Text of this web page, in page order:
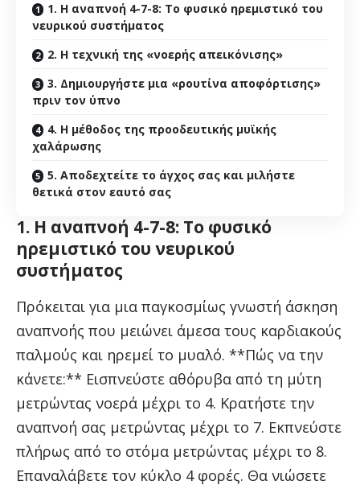
1. Η αναπνοή 4-7-8: Το φυσικό ηρεμιστικό του
νευρικού συστήματος
2. Η τεχνική της «νοερής απεικόνισης»
3. Δημιουργήστε μια «ρουτίνα αποφόρτισης»
πριν τον ύπνο
4. Η μέθοδος της προοδευτικής μυϊκής
χαλάρωσης
5. Αποδεχτείτε το άγχος σας και μιλήστε
θετικά στον εαυτό σας
1. Η αναπνοή 4-7-8: Το φυσικό
ηρεμιστικό του νευρικού
συστήματος
Πρόκειται για μια παγκοσμίως γνωστή άσκηση
αναπνοής που μειώνει άμεσα τους καρδιακούς
παλμούς και ηρεμεί το μυαλό. **Πώς να την
κάνετε:** Εισπνεύστε αθόρυβα από τη μύτη
μετρώντας νοερά μέχρι το 4. Κρατήστε την
αναπνοή σας μετρώντας μέχρι το 7. Εκπνεύστε
πλήρως από το στόμα μετρώντας μέχρι το 8.
Επαναλάβετε τον κύκλο 4 φορές. Θα νιώσετε